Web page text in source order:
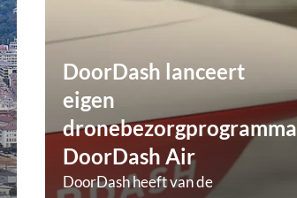
DoorDash lanceert
eigen
dronebezorgprogramma
DoorDash Air
DoorDash heeft van de